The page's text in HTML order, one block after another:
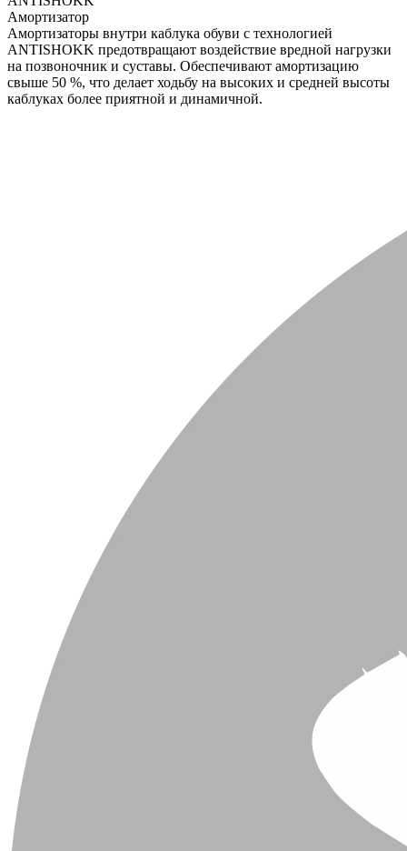
Амортизатор
Амортизаторы внутри каблука обуви с технологией
ANTISHOKK предотвращают воздействие вредной нагрузки
на позвоночник и суставы. Обеспечивают амортизацию
свыше 50 %, что делает ходьбу на высоких и средней высоты
каблуках более приятной и динамичной.